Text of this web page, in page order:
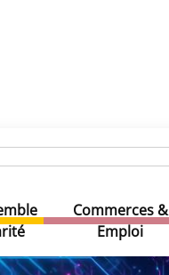
Commerces &
Emploi